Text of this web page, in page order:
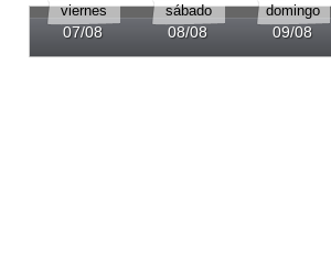
viernes
07/08
sábado
08/08
domingo
09/08